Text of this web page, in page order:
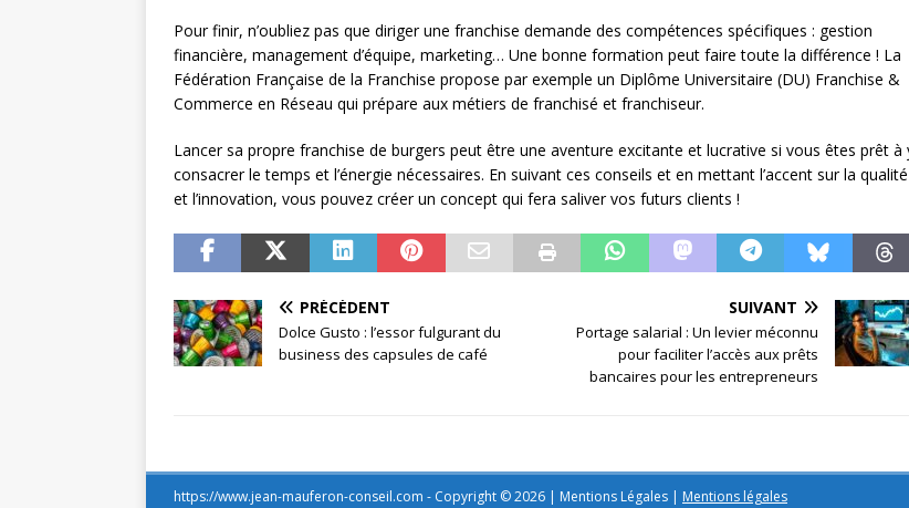
Pour finir, n’oubliez pas que diriger une franchise demande des compétences spécifiques : gestion
financière, management d’équipe, marketing… Une bonne formation peut faire toute la différence ! La
Fédération Française de la Franchise propose par exemple un Diplôme Universitaire (DU) Franchise &
Commerce en Réseau qui prépare aux métiers de franchisé et franchiseur.
Lancer sa propre franchise de burgers peut être une aventure excitante et lucrative si vous êtes prêt à
consacrer le temps et l’énergie nécessaires. En suivant ces conseils et en mettant l’accent sur la qualité
et l’innovation, vous pouvez créer un concept qui fera saliver vos futurs clients !
PRÉCÉDENT
Dolce Gusto : l’essor fulgurant du
business des capsules de café
SUIVANT
Portage salarial : Un levier méconnu
pour faciliter l’accès aux prêts
bancaires pour les entrepreneurs
https://www.jean-mauferon-conseil.com - Copyright © 2026 | Mentions Légales | Mentions légales